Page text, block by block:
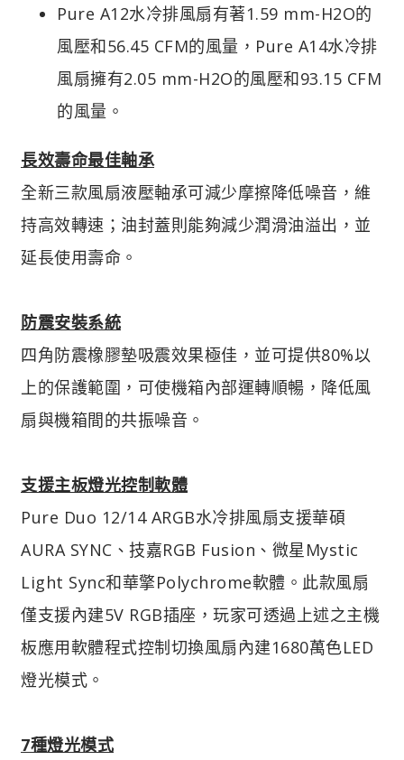
Pure A12水冷排風扇有著1.59 mm-H2O的
風壓和56.45 CFM的風量，Pure A14水冷排
風扇擁有2.05 mm-H2O的風壓和93.15 CFM
的風量。
長效壽命最佳軸承
全新三款風扇液壓軸承可減少摩擦降低噪音，維
持高效轉速；油封蓋則能夠減少潤滑油溢出，並
延長使用壽命。
防震安裝系統
四角防震橡膠墊吸震效果極佳，並可提供80%以
上的保護範圍，可使機箱內部運轉順暢，降低風
扇與機箱間的共振噪音。
支援主板燈光控制軟體
Pure Duo 12/14 ARGB水冷排風扇支援華碩
AURA SYNC、技嘉RGB Fusion、微星Mystic
Light Sync和華擎Polychrome軟體。此款風扇
僅支援內建5V RGB插座，玩家可透過上述之主機
板應用軟體程式控制切換風扇內建1680萬色LED
燈光模式。
7種燈光模式